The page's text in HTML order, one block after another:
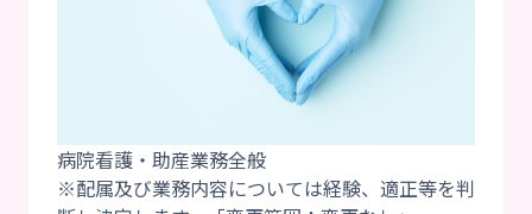
病院看護・助産業務全般
※配属及び業務内容については経験、適正等を判